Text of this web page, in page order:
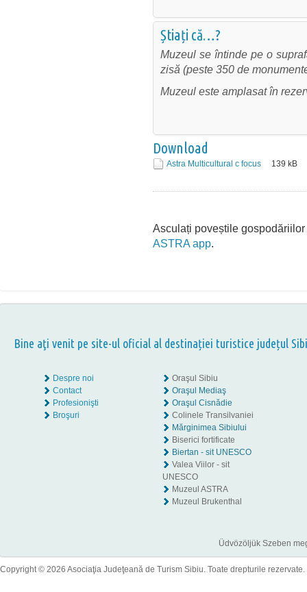
Știați că…?
Muzeul se întinde pe o
zisă (peste 350 de
Muzeul este amplasat în
Download
Astra Multicultural c focus 139 kB
Asculați poveștile
ASTRA app.
Bine aţi venit pe site-ul oficial al destinației turistice județul
Despre noi
Contact
Profesionişti
Broşuri
Oraşul Sibiu
Oraşul Mediaş
Oraşul Cisnădie
Colinele Transilvaniei
Mărginimea Sibiului
Biserici fortificate
Biertan - sit UNESCO
Valea Viilor - sit
UNESCO
Muzeul ASTRA
Muzeul Brukenthal
Üdvözöljük Szeben
Copyright © 2026 Asociaţia Judeţeană de Turism Sibiu. Toate drepturile rezervate.